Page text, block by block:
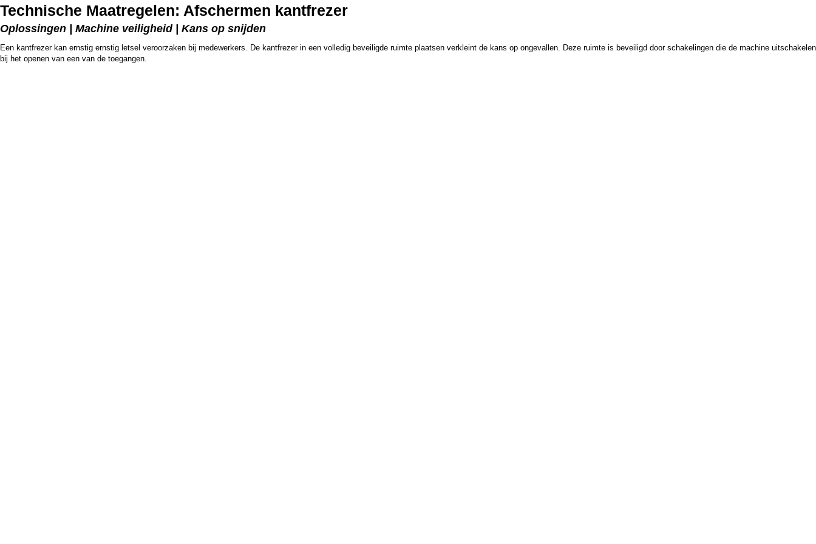
Technische Maatregelen: Afschermen kantfrezer
Oplossingen | Machine veiligheid | Kans op snijden
Een kantfrezer kan ernstig ernstig letsel veroorzaken bij medewerkers. De kantfrezer in een volledig beveiligde ruimte plaatsen verkleint de kans op ongevallen. Deze ruimte is beveiligd door schakelingen die de machine uitschakelen
bij het openen van een van de toegangen.